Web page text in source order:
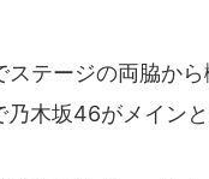
テージの両脇か
木坂46がメインと